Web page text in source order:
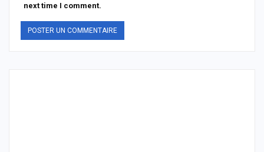
next time I comment.